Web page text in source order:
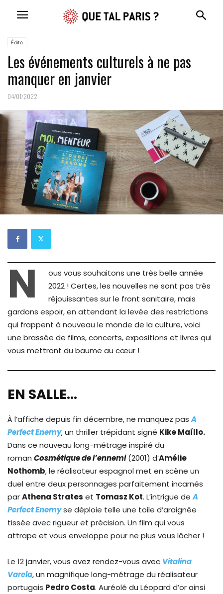
Édito
Les événements culturels à ne pas
manquer en janvier
04/01/2022
N
ous vous souhaitons une très belle année
2022 ! Certes, les nouvelles ne sont pas très
réjouissantes sur le front sanitaire, mais
gardons espoir, en attendant la levée des restrictions
qui frappent à nouveau le monde de la culture, voici
une brassée de films, concerts, expositions et livres qui
vous mettront du baume au cœur !
EN SALLE…
À l’affiche depuis fin décembre, ne manquez pasA
Perfect Enemy, un thriller trépidant signé Kike Maíllo.
Dans ce nouveau long-métrage inspiré du
roman Cosmétique de l’ennemi(2001) d’Amélie
Nothomb, le réalisateur espagnol met en scène un
duel entre deux personnages parfaitement incarnés
parAthena Strates et Tomasz Kot. L’intrigue deA
Perfect Enemyse déploie telle une toile d’araignée
tissée avec rigueur et précision. Un film qui vous
attrape et vous enveloppe pour ne plus vous lâcher !
Le 12 janvier, vous avez rendez-vous avec Vitalina
Varela, un magnifique long-métrage du réalisateur
portugais Pedro Costa. Auréolé du Léopard d’or ainsi